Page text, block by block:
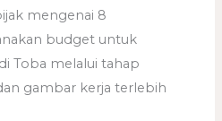
mengenai 8
budget untuk
Toba melalui tahap
gambar kerja terlebih